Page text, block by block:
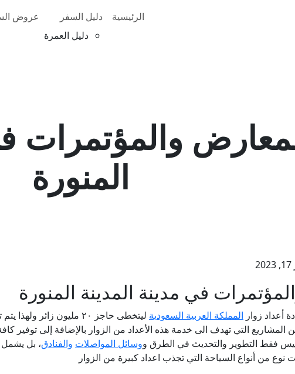
الرئيسية
دليل السفر
دليل العمرة
عروض
والمؤتمرات
المنورة
في مدينة المدينة المنورة
المملكة العربية السعودية
ليتخطى حاجز ٢٠ مليون زائر
المشاريع التي تهدف الى خدمة هذه الأعداد من الزوار بالإضافة إلى توفير
فقط التطوير والتحديث في الطرق ووسائل المواصلات والفنادق، بل يشمل
نوع من أنواع السياحة التي تجذب اعداد كبيرة من الزوار